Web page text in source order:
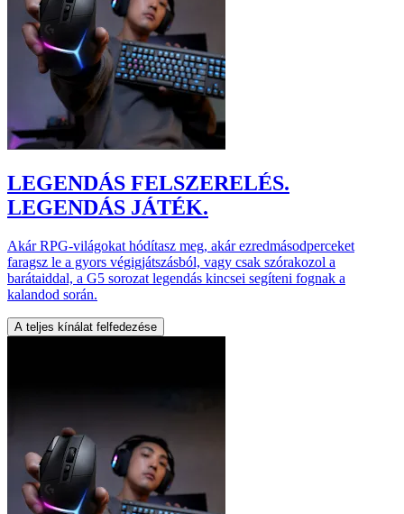
LEGENDÁS FELSZERELÉS.
LEGENDÁS JÁTÉK.
Akár RPG-világokat hódítasz meg, akár ezredmásodperceket
faragsz le a gyors végigjátszásból, vagy csak szórakozol a
barátaiddal, a G5 sorozat legendás kincsei segíteni fognak a
kalandod során.
A teljes kínálat felfedezése